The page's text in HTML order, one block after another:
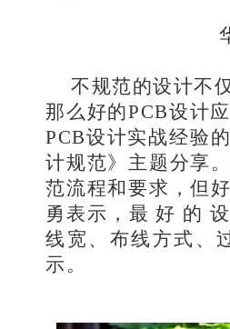
不规范的设计不
那么好的PCB设计
PCB设计实战经验
计规范》主题分享
范流程和要求，但
勇表示，最 好 的
线宽、布线方式、
示。